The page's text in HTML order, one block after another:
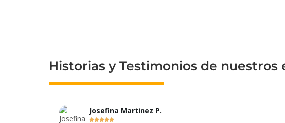
Historias y Testimonios de nuestros
Josefina Martinez P.
